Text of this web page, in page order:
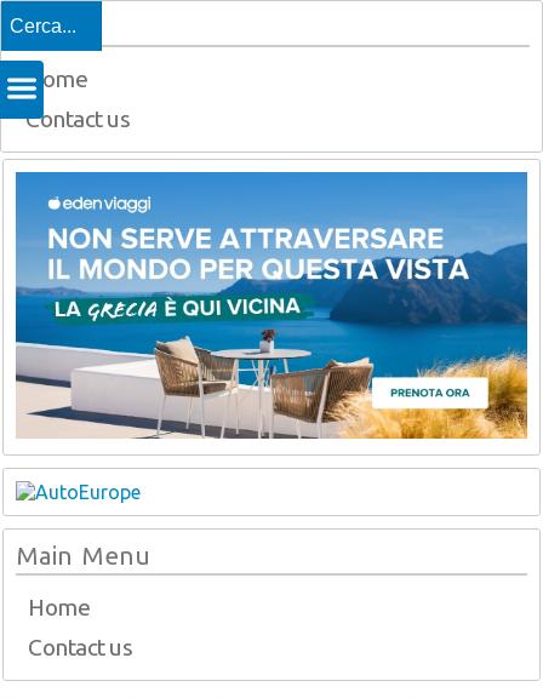
Top
Home
Contact us
Main Menu
Home
Contact us